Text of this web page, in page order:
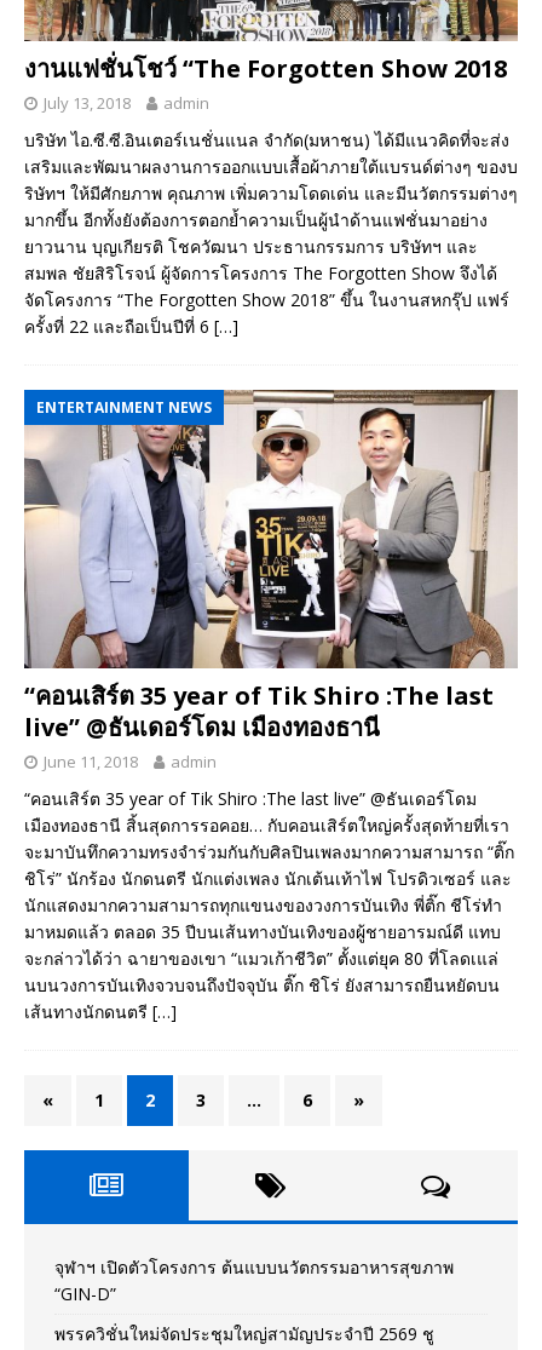
งานแฟชั่นโชว์ “The Forgotten Show 2018
July 13, 2018 admin
บริษัท ไอ.ซี.ซี.อินเตอร์เนชั่นแนล จำกัด(มหาชน) ได้มีแนวคิดที่จะส่ง
เสริมและพัฒนาผลงานการออกแบบเสื้อผ้าภายใต้แบรนด์ต่างๆ ของบ
ริษัทฯ ให้มีศักยภาพ คุณภาพ เพิ่มความโดดเด่น และมีนวัตกรรมต่างๆ
มากขึ้น อีกทั้งยังต้องการตอกย้ำความเป็นผู้นำด้านแฟชั่นมาอย่าง
ยาวนาน บุญเกียรติ โชควัฒนา ประธานกรรมการ บริษัทฯ และ
สมพล ชัยสิริโรจน์ ผู้จัดการโครงการ The Forgotten Show จึงได้
จัดโครงการ “The Forgotten Show 2018” ขึ้น ในงานสหกรุ๊ป แฟร์
ครั้งที่ 22 และถือเป็นปีที่ 6 […]
ENTERTAINMENT NEWS
“คอนเสิร์ต 35 year of Tik Shiro :The last
live” @ธันเดอร์โดม เมืองทองธานี
June 11, 2018 admin
“คอนเสิร์ต 35 year of Tik Shiro :The last live” @ธันเดอร์โดม
เมืองทองธานี สิ้นสุดการรอคอย… กับคอนเสิร์ตใหญ่ครั้งสุดท้ายที่เรา
จะมาบันทึกความทรงจำร่วมกันกับศิลปินเพลงมากความสามารถ “ติ๊ก
ชิโร่” นักร้อง นักดนตรี นักแต่งเพลง นักเต้นเท้าไฟ โปรดิวเซอร์ และ
นักแสดงมากความสามารถทุกแขนงของวงการบันเทิง พี่ติ๊ก ชีโร่ทำ
มาหมดแล้ว ตลอด 35 ปีบนเส้นทางบันเทิงของผู้ชายอารมณ์ดี แทบ
จะกล่าวได้ว่า ฉายาของเขา “แมวเก้าชีวิต” ตั้งแต่ยุค 80 ที่โลดเแล่
นบนวงการบันเทิงจวบจนถึงปัจจุบัน ติ๊ก ชิโร่ ยังสามารถยืนหยัดบน
เส้นทางนักดนตรี […]
« 1 2 3 … 6 »
จุฬาฯ เปิดตัวโครงการ ต้นแบบนวัตกรรมอาหารสุขภาพ
“GIN-D”
พรรควิชั่นใหม่จัดประชุมใหญ่สามัญประจำปี 2569 ชู